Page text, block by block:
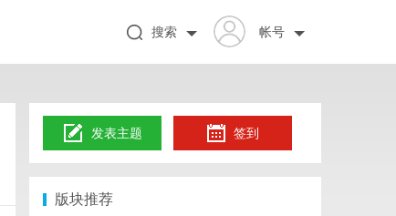
帐号
搜索
发表主题 签到
版块推荐